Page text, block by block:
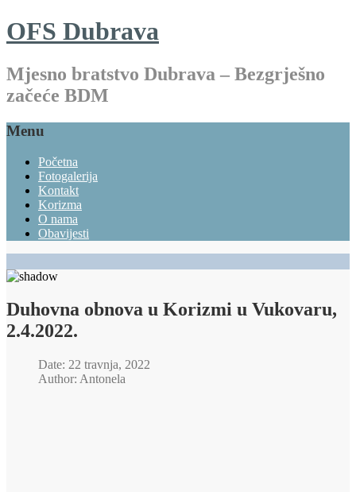
OFS Dubrava
Mjesno bratstvo Dubrava – Bezgrješno
začeće BDM
Menu
Početna
Fotogalerija
Kontakt
Korizma
O nama
Obavijesti
Duhovna obnova u Korizmi u Vukovaru,
2.4.2022.
Date: 22 travnja, 2022
Author: Antonela